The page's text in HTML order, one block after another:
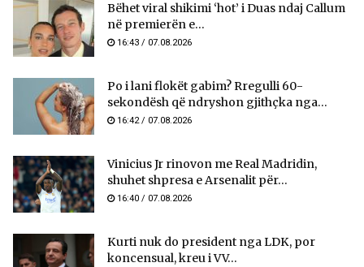
Bëhet viral shikimi ‘hot’ i Duas ndaj Callum
në premierën e...
16:43 / 07.08.2026
Po i lani flokët gabim? Rregulli 60-
sekondësh që ndryshon gjithçka nga...
16:42 / 07.08.2026
Vinicius Jr rinovon me Real Madridin,
shuhet shpresa e Arsenalit për...
16:40 / 07.08.2026
Kurti nuk do president nga LDK, por
koncensual, kreu i VV...